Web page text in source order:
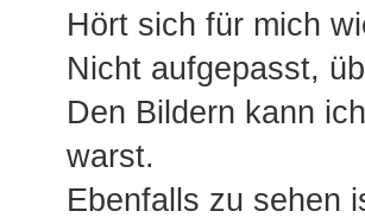
Hört sich für mich
Nicht aufgepasst,
Den Bildern kann
warst.
Ebenfalls zu sehen